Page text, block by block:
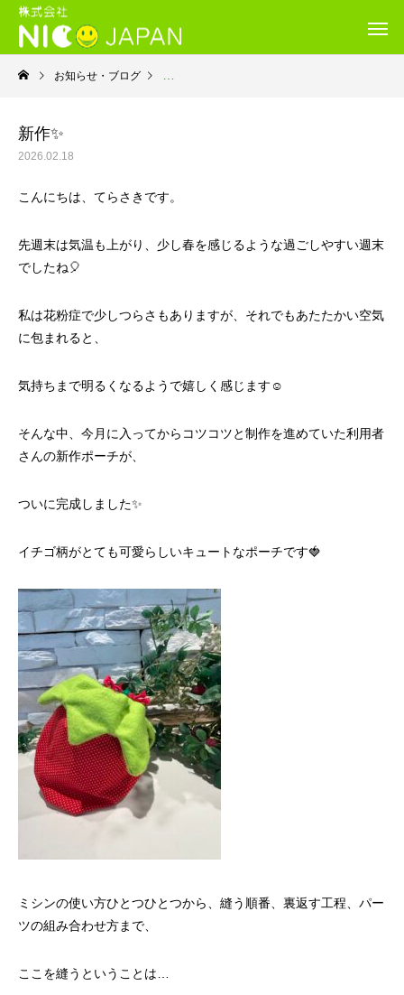
お知らせ・ブログ 就労継続支援Ｂ型・ニコプレイス
新作✨
2026.02.18
こんにちは、てらさきです。
先週末は気温も上がり、少し春を感じるような過ごしやすい週末
でしたね🎈
私は花粉症で少しつらさもありますが、それでもあたたかい空気
に包まれると、
気持ちまで明るくなるようで嬉しく感じます☺️
そんな中、今月に入ってからコツコツと制作を進めていた利用者
さんの新作ポーチが、
ついに完成しました✨
イチゴ柄がとても可愛らしいキュートなポーチです🍓
ミシンの使い方ひとつひとつから、縫う順番、裏返す工程、パー
ツの組み合わせ方まで、
ここを縫うということは…